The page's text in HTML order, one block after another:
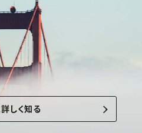
しく知る